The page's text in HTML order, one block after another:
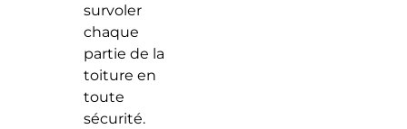
survoler
chaque
partie de la
toiture en
toute
sécurité.